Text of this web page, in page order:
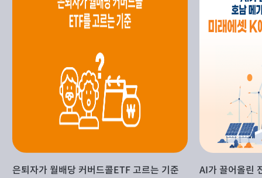
은퇴자가 월배당 커버드콜ETF 고르는 기준
AI가 끌어올린